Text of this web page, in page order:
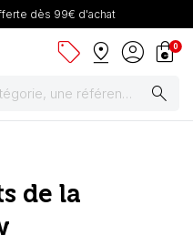
dès 99€ d'achat
sell pin_drop account_circle shopping_bag
0
search
de la